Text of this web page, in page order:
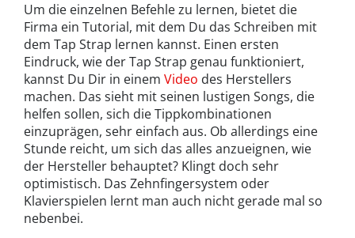
Um die einzelnen Befehle zu lernen, bietet die
Firma ein Tutorial, mit dem Du das Schreiben mit
dem Tap Strap lernen kannst. Einen ersten
Eindruck, wie der Tap Strap genau funktioniert,
kannst Du Dir in einem Video des Herstellers
machen. Das sieht mit seinen lustigen Songs, die
helfen sollen, sich die Tippkombinationen
einzuprägen, sehr einfach aus. Ob allerdings eine
Stunde reicht, um sich das alles anzueignen, wie
der Hersteller behauptet? Klingt doch sehr
optimistisch. Das Zehnfingersystem oder
Klavierspielen lernt man auch nicht gerade mal so
nebenbei.